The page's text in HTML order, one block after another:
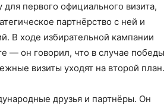
первого официального визита,
партнёрство с ней и
В ходе избирательной кампании
— он говорил, что в случае победы
визиты уходят на второй план.
друзья и партнёры. Он